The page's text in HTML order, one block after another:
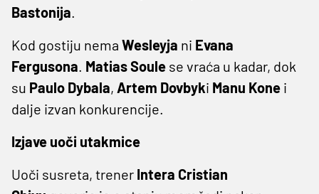
Bastonija.
Kod gostiju nema Wesleyja ni Evana
Fergusona. Matias Soule se vraća u kadar, dok
su Paulo Dybala, Artem Dovbyki Manu Kone i
dalje izvan konkurencije.
Izjave uoči utakmice
Uoči susreta, trener Intera Cristian